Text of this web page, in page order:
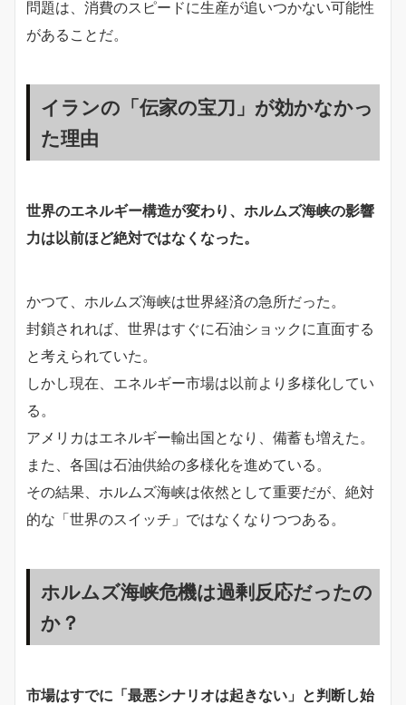
問題は、消費のスピードに生産が追いつかない可能性
があることだ。
イランの「伝家の宝刀」が効かなかっ
た理由
世界のエネルギー構造が変わり、ホルムズ海峡の影響
力は以前ほど絶対ではなくなった。
かつて、ホルムズ海峡は世界経済の急所だった。
封鎖されれば、世界はすぐに石油ショックに直面する
と考えられていた。
しかし現在、エネルギー市場は以前より多様化してい
る。
アメリカはエネルギー輸出国となり、備蓄も増えた。
また、各国は石油供給の多様化を進めている。
その結果、ホルムズ海峡は依然として重要だが、絶対
的な「世界のスイッチ」ではなくなりつつある。
ホルムズ海峡危機は過剰反応だったの
か？
市場はすでに「最悪シナリオは起きない」と判断し始